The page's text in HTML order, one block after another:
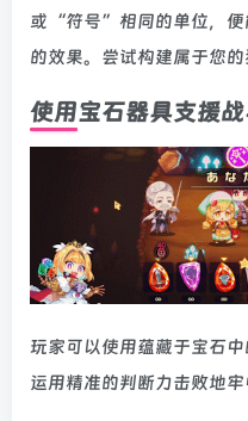
或“符号”相同的单位，便
的效果。尝试构建属于您的
使用宝石器具支援战
玩家可以使用蕴藏于宝石中
运用精准的判断力击败地牢